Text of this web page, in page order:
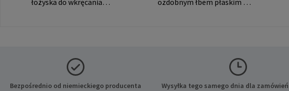
łożyska do wkręcania
RAMPA. Dane producenta:
RAMPA GmbH & Co. KG Auf
der Heide 8 21514 Büchen
ozdobnym łbem płaskim do
Mail: mail@rampa.com
Bezpośrednio od niemieckiego producenta Wysyłka tego samego dnia dla zamówień